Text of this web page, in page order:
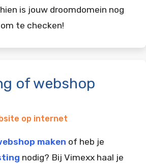
is jouw droomdomein nog
te checken!
of webshop
op internet
maken of heb je
nodig? Bij Vimexx haal je